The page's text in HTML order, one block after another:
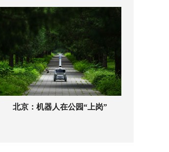
北京：机器人在公园“上岗”